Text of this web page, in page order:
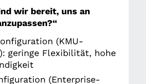
wir bereit, uns an
(KMU-
geringe Flexibilität, hohe
(Enterprise-